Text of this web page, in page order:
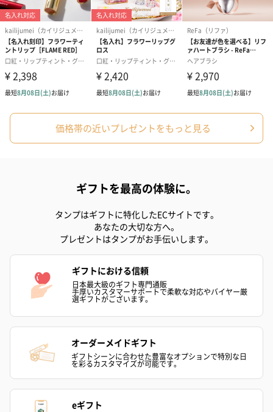
価格帯の近いプレゼントをもっと見る
ギフトを最高の体験に。
タンプはギフトに特化したECサイトです。
あなたの大切な方へ。
プレゼントはタンプがお手伝いします。
ギフトにおける信頼
日本最大級のギフト専門通販
手厚いカスタマーサポートで柔軟な対応やバイヤー厳
選ギフトがございます。
オーダーメイドギフト
ギフトシーンに合わせた豊富なオプションで特別な日
を彩るカスタマイズが可能です。
eギフト